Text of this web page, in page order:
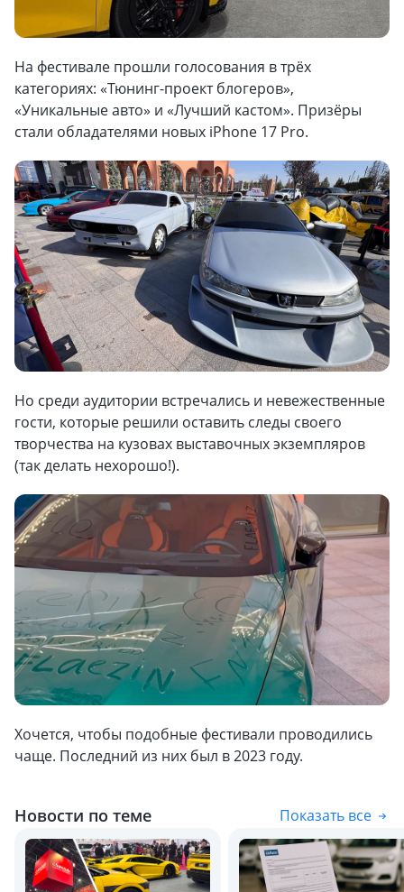
На фестивале прошли голосования в трёх
категориях: «Тюнинг-проект блогеров»,
«Уникальные авто» и «Лучший кастом». Призёры
стали обладателями новых iPhone 17 Pro.
Но среди аудитории встречались и невежественные
гости, которые решили оставить следы своего
творчества на кузовах выставочных экземпляров
(так делать нехорошо!).
Хочется, чтобы подобные фестивали проводились
чаще. Последний из них был в 2023 году.
Новости по теме Показать все